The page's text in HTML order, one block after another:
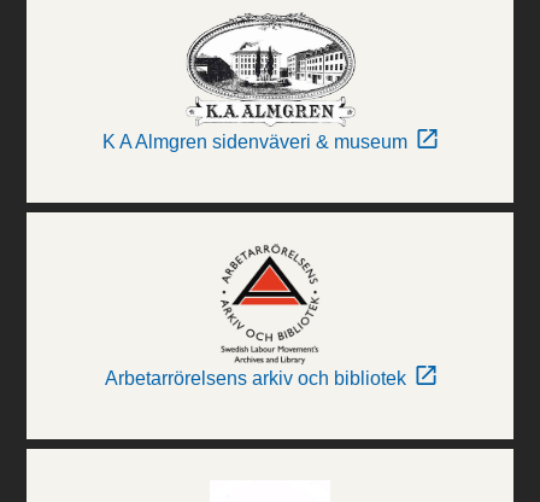
K A Almgren sidenväveri & museum
Arbetarrörelsens arkiv och bibliotek